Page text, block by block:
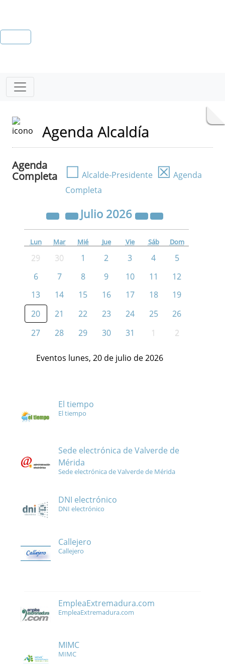
Agenda Alcaldía
Agenda
Completa
☐ Alcalde-Presidente ☒ Agenda
Completa
Julio 2026
Lun Mar Mié Jue Vie Sáb Dom
29 30 1 2 3 4
5
6
7 8 9 10 11
12
13
14 15 16 17 18
19
20
21 22 23 24 25
26
27
28 29 30 31 1 2
Eventos lunes, 20 de julio de 2026
El tiempo
El tiempo
Sede electrónica de Valverde de
Mérida
Sede electrónica de Valverde de Mérida
DNI electrónico
DNI electrónico
Callejero
Callejero
EmpleaExtremadura.com
EmpleaExtremadura.com
MIMC
MIMC